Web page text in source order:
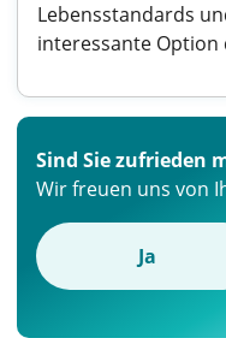
Lebensstandards
interessante Option
Sind Sie zufrieden
Wir freuen uns von
Ja